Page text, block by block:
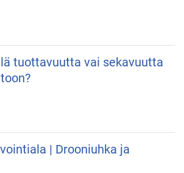
tuottavuutta vai sekavuutta
| Drooniuhka ja